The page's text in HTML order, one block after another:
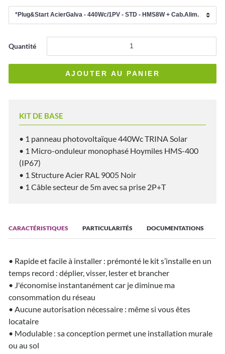
CARACTÉRISTIQUES PARTICULARITÉS DOCUMENTATIONS
• Rapide et facile à installer : prémonté le kit s’installe en un
temps record : déplier, visser, lester et brancher
• J'économise instantanément car je diminue ma
consommation du réseau
• Aucune autorisation nécessaire : même si vous êtes
locataire
• Modulable : sa conception permet une installation murale
ou au sol
Quantité
KIT DE BASE
• 1 panneau photovoltaïque 440Wc TRINA Solar
• 1 Micro-onduleur monophasé Hoymiles HMS-400
(IP67)
• 1 Structure Acier RAL 9005 Noir
• 1 Câble secteur de 5m avec sa prise 2P+T